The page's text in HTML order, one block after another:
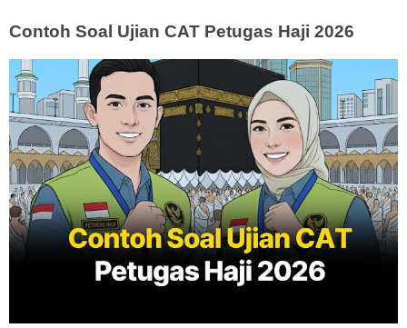
Contoh Soal Ujian CAT Petugas Haji 2026